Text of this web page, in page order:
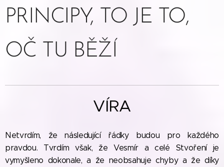
PRINCIPY, TO JE TO,
OČ TU BĚŽÍ
VÍRA
Netvrdím, že následující řádky budou pro každého
pravdou. Tvrdím však, že Vesmír a celé Stvoření je
vymyšleno dokonale, a že neobsahuje chyby a že díky